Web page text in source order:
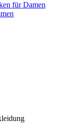
für Damen